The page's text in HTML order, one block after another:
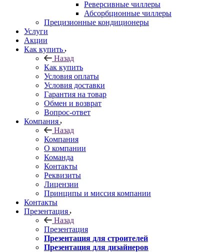
Реверсивные чиллеры
Абсорбционные чиллеры
Прецизионные кондиционеры
Услуги
Акции
Как купить
Назад
Как купить
Условия оплаты
Условия доставки
Гарантия на товар
Обмен и возврат
Вопрос-ответ
Компания
Назад
Компания
О компании
Команда
Контакты
Реквизиты
Лицензии
Принципы и миссия компании
Контакты
Презентация
Назад
Презентация
Презентация для строителей
Презентация для дизайнеров